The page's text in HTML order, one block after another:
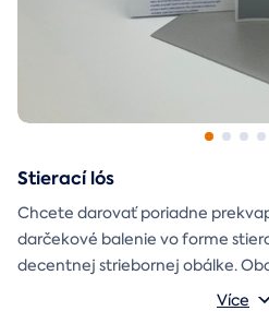
Stierací lós
Chcete darovať poriadne
darčekové balenie vo forme
decentnej striebornej obálke.
objaví až po chvíľke napätiaVíce